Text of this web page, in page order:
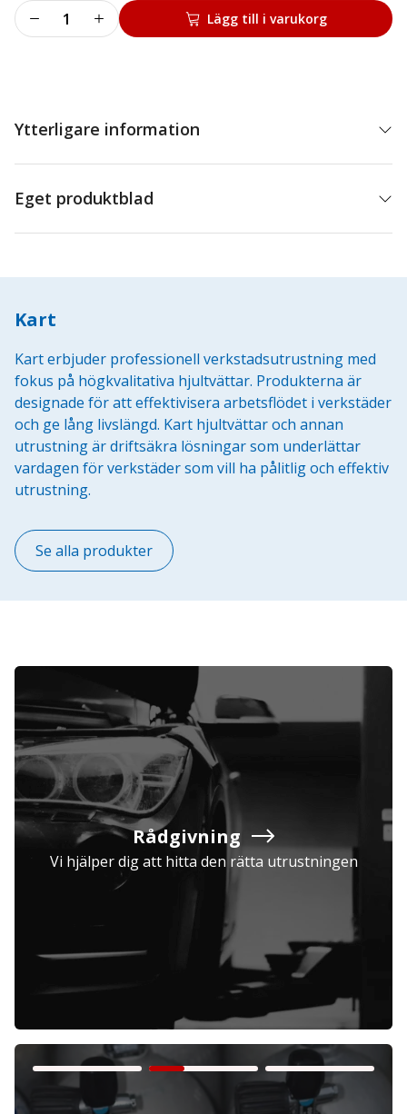
Support
shaft
mängd
Lägg till i varukorg
Ytterligare information
Eget produktblad
Kart
Kart erbjuder professionell verkstadsutrustning med
fokus på högkvalitativa hjultvättar. Produkterna är
designade för att effektivisera arbetsflödet i verkstäder
och ge lång livslängd. Kart hjultvättar och annan
utrustning är driftsäkra lösningar som underlättar
vardagen för verkstäder som vill ha pålitlig och effektiv
utrustning.
Se alla produkter
Rådgivning
Vi hjälper dig att hitta den rätta utrustningen